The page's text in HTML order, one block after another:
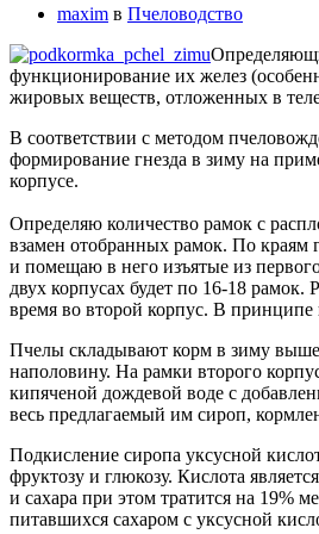
maxim в Пчеловодство
функционирование их желез
жировых веществ, отложенных в
В соответствии с методом
формирование гнезда в зиму на
корпусе.
Определяю количество рамок с
взамен отобранных рамок. По краям
и помещаю в него изъятые из
двух корпусах будет по 16-18
время во второй корпус. В принципе
Пчелы складывают корм в зиму выше
наполовину. На рамки второго
кипяченой дождевой воде с
весь предлагаемый им сироп,
Подкисление сиропа уксусной
фруктозу и глюкозу. Кислота
и сахара при этом тратится на 19%
питавшихся сахаром с уксусной